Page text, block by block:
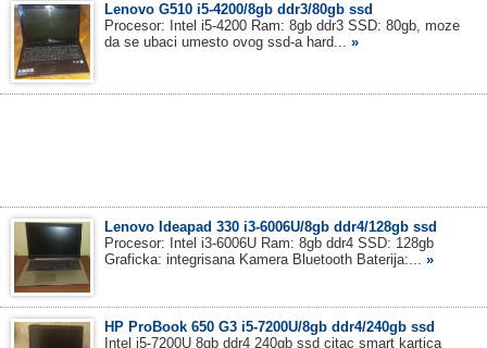
Lenovo G510 i5-4200/8gb ddr3/80gb ssd
Procesor: Intel i5-4200 Ram: 8gb ddr3 SSD: 80gb, moze
da se ubaci umesto ovog ssd-a hard... »
Lenovo Ideapad 330 i3-6006U/8gb ddr4/128gb ssd
Procesor: Intel i3-6006U Ram: 8gb ddr4 SSD: 128gb
Graficka: integrisana Kamera Bluetooth Baterija:... »
HP ProBook 650 G3 i5-7200U/8gb ddr4/240gb ssd
Intel i5-7200U 8gb ddr4 240gb ssd citac smart kartica